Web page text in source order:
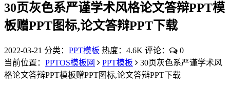
30页灰色系严谨学术风格论文答辩PPT模
板赠PPT图标,论文答辩PPT下载
2022-03-21 分类： PPT模板 热度：4.6K 评论：
0
当前位置： PPTOS模板网 PPT模板
30页灰色系严谨学术风
格论文答辩PPT模板赠PPT图标,论文答辩PPT下载